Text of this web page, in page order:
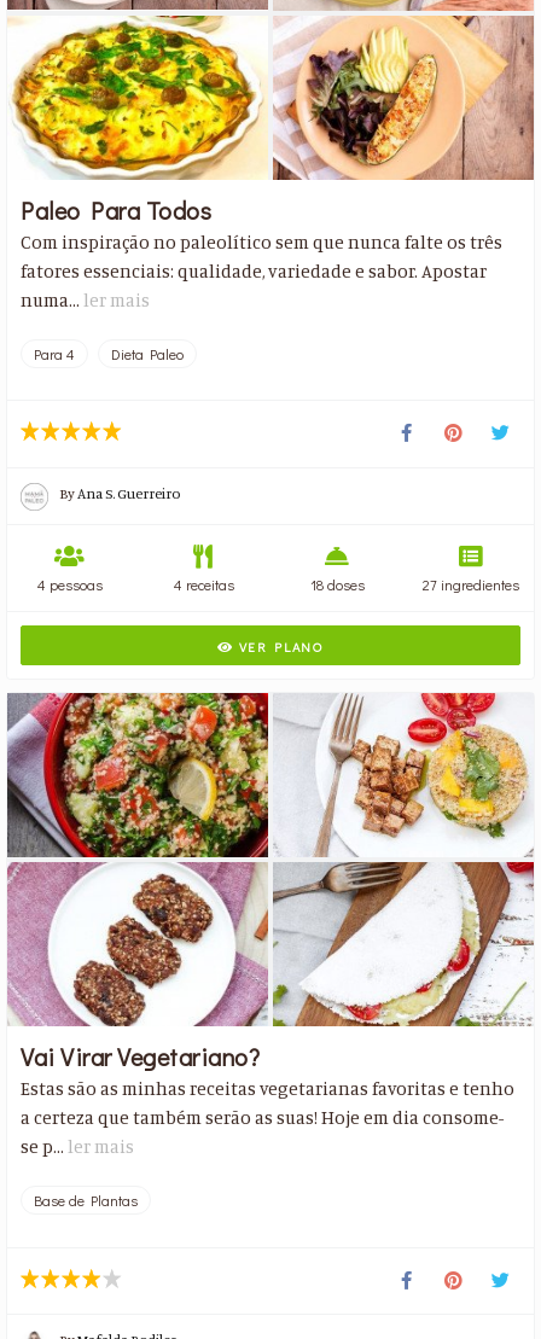
Paleo Para Todos
Com inspiração no paleolítico sem que nunca falte os três
fatores essenciais: qualidade, variedade e sabor. Apostar
numa...ler mais
Para 4 Dieta Paleo
By Ana S. Guerreiro
4 pessoas 4 receitas 18 doses 27 ingredientes
VER PLANO
Vai Virar Vegetariano?
Estas são as minhas receitas vegetarianas favoritas e tenho
a certeza que também serão as suas! Hoje em dia consome-
se p...ler mais
Base de Plantas